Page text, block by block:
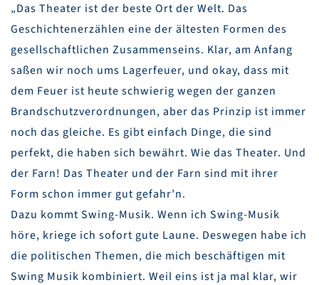
„Das Theater ist der beste Ort der Welt. Das
Geschichtenerzählen eine der ältesten Formen des
gesellschaftlichen Zusammenseins. Klar, am Anfang
saßen wir noch ums Lagerfeuer, und okay, dass mit
dem Feuer ist heute schwierig wegen der ganzen
Brandschutzverordnungen, aber das Prinzip ist immer
noch das gleiche. Es gibt einfach Dinge, die sind
perfekt, die haben sich bewährt. Wie das Theater. Und
der Farn! Das Theater und der Farn sind mit ihrer
Form schon immer gut gefahr’n.
Dazu kommt Swing-Musik. Wenn ich Swing-Musik
höre, kriege ich sofort gute Laune. Deswegen habe ich
die politischen Themen, die mich beschäftigen mit
Swing Musik kombiniert. Weil eins ist ja mal klar, wir